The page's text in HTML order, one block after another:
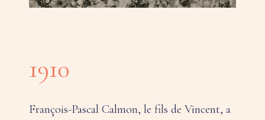
1910
François-Pascal Calmon, le fils de Vincent, a